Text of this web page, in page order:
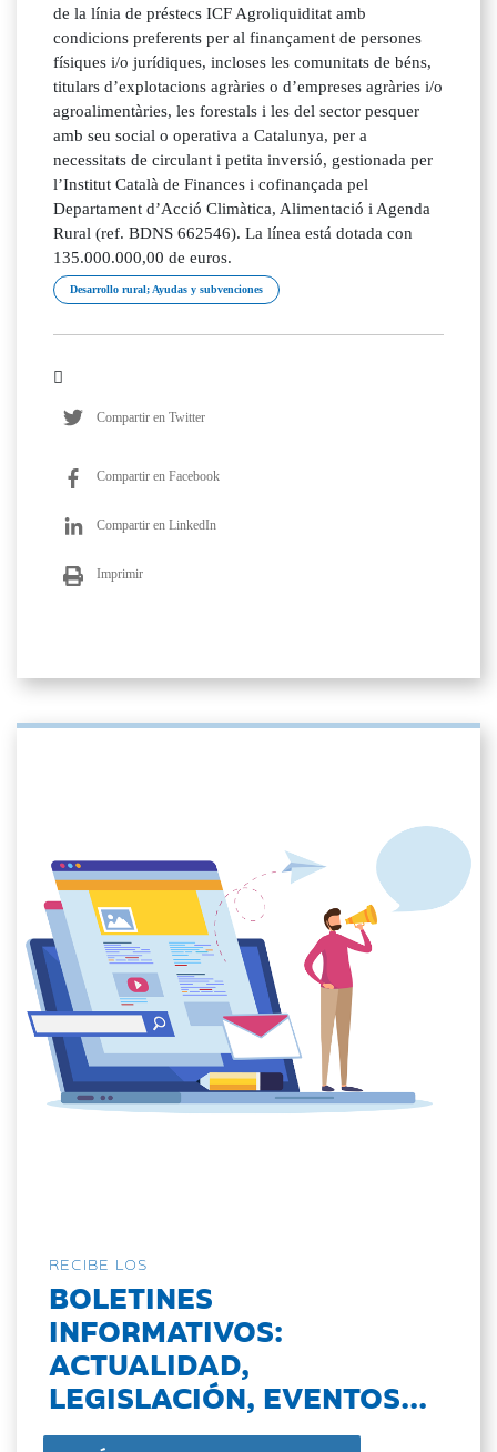
de la línia de préstecs ICF Agroliquiditat amb
condicions preferents per al finançament de persones
físiques i/o jurídiques, incloses les comunitats de béns,
titulars d’explotacions agràries o d’empreses agràries i/o
agroalimentàries, les forestals i les del sector pesquer
amb seu social o operativa a Catalunya, per a
necessitats de circulant i petita inversió, gestionada per
l’Institut Català de Finances i cofinançada pel
Departament d’Acció Climàtica, Alimentació i Agenda
Rural (ref. BDNS 662546). La línea está dotada con
135.000.000,00 de euros.
Desarrollo rural; Ayudas y subvenciones
Compartir en Twitter
Compartir en Facebook
Compartir en LinkedIn
Imprimir
RECIBE LOS
BOLETINES
INFORMATIVOS:
ACTUALIDAD,
LEGISLACIÓN, EVENTOS...